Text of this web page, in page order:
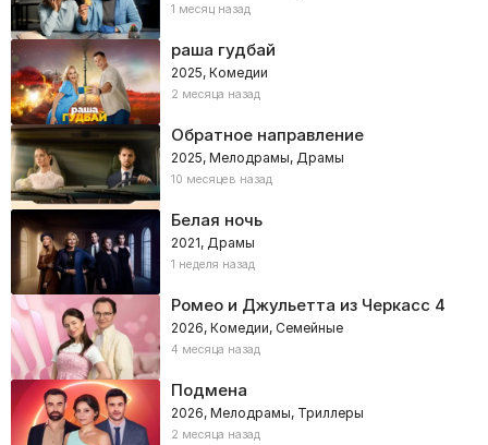
1 месяц назад
раша гудбай
2025, Комедии
2 месяца назад
Обратное направление
2025, Мелодрамы, Драмы
10 месяцев назад
Белая ночь
2021, Драмы
1 неделя назад
Ромео и Джульетта из Черкасс 4
2026, Комедии, Семейные
4 месяца назад
Подмена
2026, Мелодрамы, Триллеры
2 месяца назад